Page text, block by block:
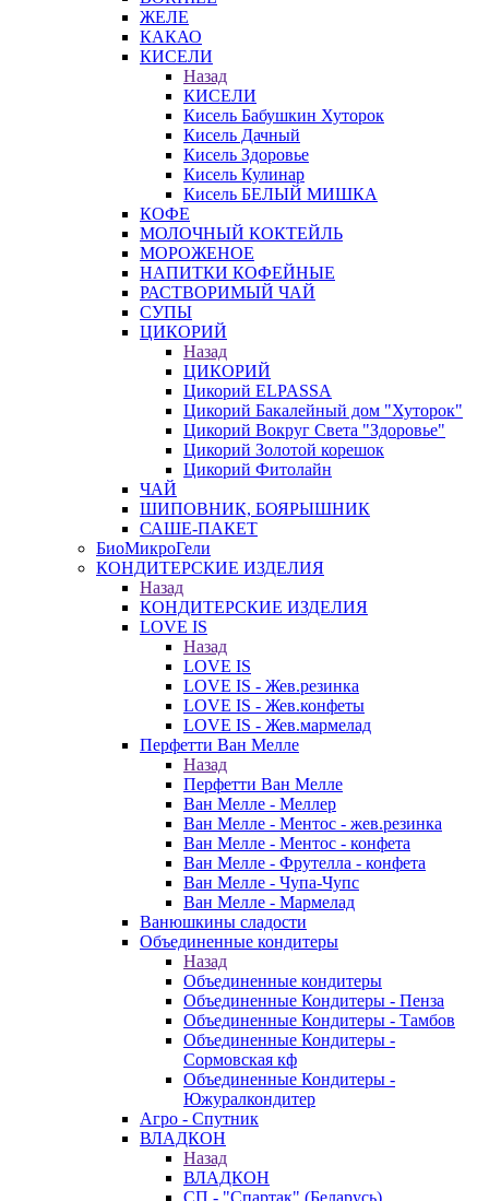
ЖЕЛЕ
КАКАО
КИСЕЛИ
Назад
КИСЕЛИ
Кисель Бабушкин Хуторок
Кисель Дачный
Кисель Здоровье
Кисель Кулинар
Кисель БЕЛЫЙ МИШКА
КОФЕ
МОЛОЧНЫЙ КОКТЕЙЛЬ
МОРОЖЕНОЕ
НАПИТКИ КОФЕЙНЫЕ
РАСТВОРИМЫЙ ЧАЙ
СУПЫ
ЦИКОРИЙ
Назад
ЦИКОРИЙ
Цикорий ELPASSA
Цикорий Бакалейный дом "Хуторок"
Цикорий Вокруг Света "Здоровье"
Цикорий Золотой корешок
Цикорий Фитолайн
ЧАЙ
ШИПОВНИК, БОЯРЫШНИК
САШЕ-ПАКЕТ
БиоМикроГели
КОНДИТЕРСКИЕ ИЗДЕЛИЯ
Назад
КОНДИТЕРСКИЕ ИЗДЕЛИЯ
LOVE IS
Назад
LOVE IS
LOVE IS - Жев.резинка
LOVE IS - Жев.конфеты
LOVE IS - Жев.мармелад
Перфетти Ван Мелле
Назад
Перфетти Ван Мелле
Ван Мелле - Меллер
Ван Мелле - Ментос - жев.резинка
Ван Мелле - Ментос - конфета
Ван Мелле - Фрутелла - конфета
Ван Мелле - Чупа-Чупс
Ван Мелле - Мармелад
Ванюшкины сладости
Объединенные кондитеры
Назад
Объединенные кондитеры
Объединенные Кондитеры - Пенза
Объединенные Кондитеры - Тамбов
Объединенные Кондитеры -
Сормовская кф
Объединенные Кондитеры -
Южуралкондитер
Агро - Спутник
ВЛАДКОН
Назад
ВЛАДКОН
СП - "Спартак" (Беларусь)